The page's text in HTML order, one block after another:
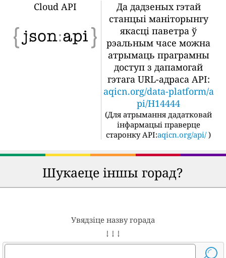
Cloud API
Да дадзеных гэтай
станцыі маніторынгу
якасці паветра ў
рэальным часе можна
атрымаць праграмны
доступ з дапамогай
гэтага URL-адраса API:
aqicn.org/data-platform/a
pi/H14444
(Для атрымання дадатковай
інфармацыі праверце
старонку API:aqicn.org/api/ )
Шукаеце іншы горад?
Увядзіце назву горада
↓ ↓ ↓